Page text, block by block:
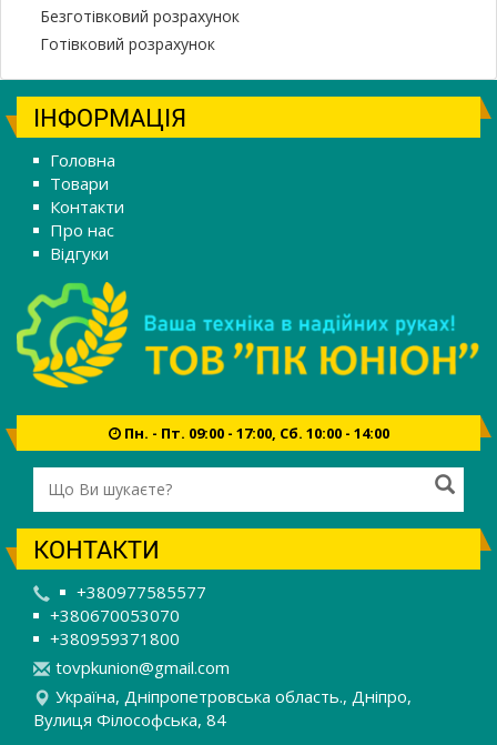
Безготівковий розрахунок
Готівковий розрахунок
ІНФОРМАЦІЯ
Головна
Товари
Контакти
Про нас
Відгуки
Пн. - Пт. 09:00 - 17:00, Сб. 10:00 - 14:00
КОНТАКТИ
+380977585577
+380670053070
+380959371800
tovpkunion@gmail.com
Україна, Дніпропетровська область., Дніпро,
Вулиця Філософська, 84